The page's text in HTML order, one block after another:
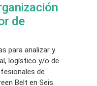
de
para analizar y
logístico y/o de
de
Belt en Seis